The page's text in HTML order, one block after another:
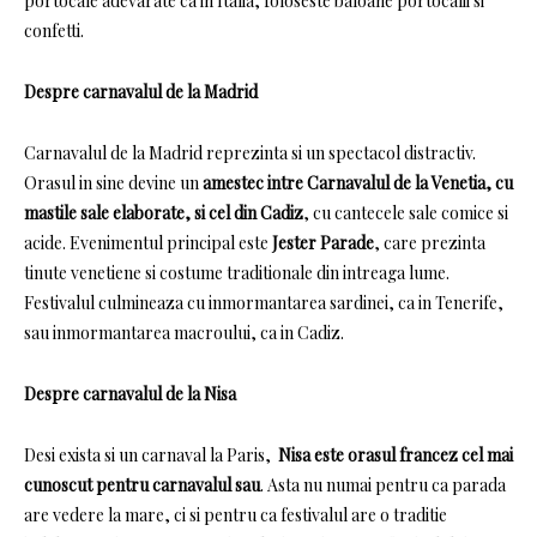
confetti.
Despre carnavalul de la Madrid
Carnavalul de la Madrid reprezinta si un spectacol distractiv.
Orasul in sine devine unamestec intre Carnavalul de la Venetia, cu
mastile sale elaborate, si cel din Cadiz, cu cantecele sale comice si
acide. Evenimentul principal este Jester Parade, care prezinta
tinute venetiene si costume traditionale din intreaga lume.
Festivalul culmineaza cu inmormantarea sardinei, ca in Tenerife,
sau inmormantarea macroului, ca in Cadiz.
Despre carnavalul de la Nisa
Desi exista si un carnaval la Paris, Nisa este orasul francez cel mai
cunoscut pentru carnavalul sau. Asta nu numai pentru ca parada
are vedere la mare, ci si pentru ca festivalul are o traditie